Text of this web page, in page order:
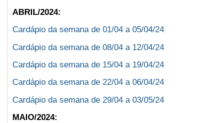
ABRIL/2024:
Cardápio da semana de 01/04 a 05/04/24
Cardápio da semana de 08/04 a 12/04/24
Cardápio da semana de 15/04 a 19/04/24
Cardápio da semana de 22/04 a 06/04/24
Cardápio da semana de 29/04 a 03/05/24
MAIO/2024: